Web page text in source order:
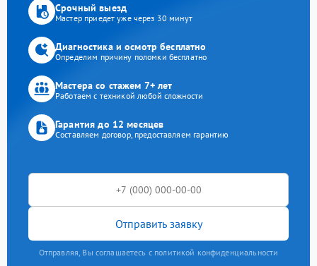
Срочный выезд
Мастер приедет уже через 30 минут
Диагностика и осмотр бесплатно
Определим причину поломки бесплатно
Мастера со стажем 7+ лет
Работаем с техникой любой сложности
Гарантия до 12 месяцев
Составляем договор, предоставляем гарантию
Отправить заявку
Отправляя, Вы соглашаетесь с политикой конфиденциальности